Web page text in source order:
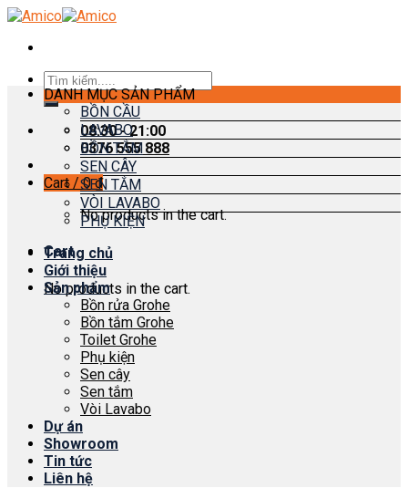
Skip
content
Search
for:
08:30 - 21:00
0376 555 888
Cart /0₫
No products in the cart.
Cart
No products in the cart.
DANH MỤC SẢN PHẨM
BỒN CẦU
LAVABO
BỒN TẮM
SEN CÂY
SEN TẮM
VÒI LAVABO
PHỤ KIỆN
Trang chủ
Giới thiệu
Sản phẩm
Bồn rửa Grohe
Bồn tắm Grohe
Toilet Grohe
Phụ kiện
Sen cây
Sen tắm
Vòi Lavabo
Dự án
Showroom
Tin tức
Liên hệ